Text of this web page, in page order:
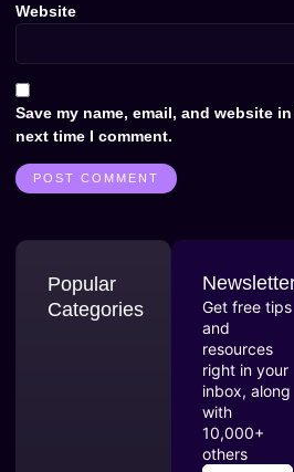
Website
Save my name, email, and website
next time I comment.
Popular
Categories
Get free tips
and
resources
right in your
inbox, along
with
10,000+
others